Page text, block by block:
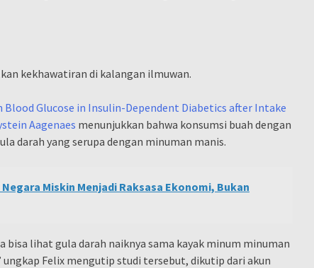
kekhawatiran di kalangan ilmuwan.
Blood Glucose in Insulin-Dependent Diabetics after Intake
Aagenaes menunjukkan bahwa konsumsi buah dengan
darah yang serupa dengan minuman manis.
Miskin Menjadi Raksasa Ekonomi, Bukan
bisa lihat gula darah naiknya sama kayak minum minuman
Felix mengutip studi tersebut, dikutip dari akun